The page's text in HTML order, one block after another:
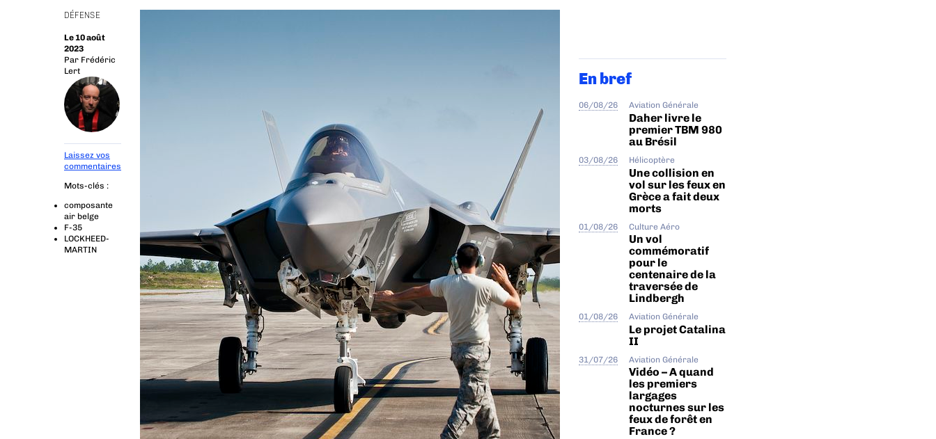
DÉFENSE
Le 10 août
2023
Par Frédéric
Lert
Laissez vos
commentaires
Mots-clés :
composante
air belge
F-35
LOCKHEED-
MARTIN
En bref
06/08/26 Aviation Générale
Daher livre le
premier TBM 980
au Brésil
03/08/26 Hélicoptère
Une collision en
vol sur les feux en
Grèce a fait deux
morts
01/08/26 Culture Aéro
Un vol
commémoratif
pour le
centenaire de la
traversée de
Lindbergh
01/08/26 Aviation Générale
Le projet Catalina
II
31/07/26 Aviation Générale
Vidéo – A quand
les premiers
largages
nocturnes sur les
feux de forêt en
France ?